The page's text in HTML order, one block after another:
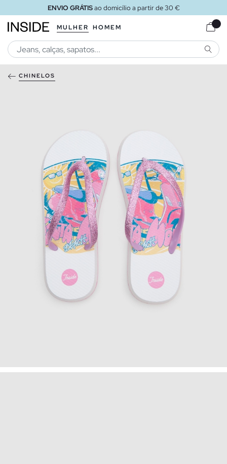
ENVIO GRÁTISao domicílio a partir de 30 €
MULHER HOMEM
CHINELOS